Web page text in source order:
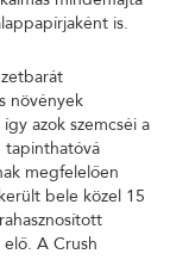
is.
növények
azok szemcséi a
tapinthatóvá
megfelelően
bele közel 15
A Crush